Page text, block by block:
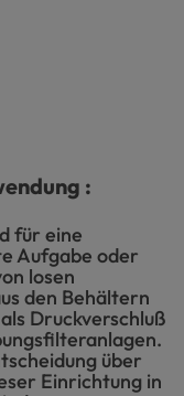
:
für eine
Aufgabe oder
losen
den Behältern
Druckverschluß
über
Einrichtung in